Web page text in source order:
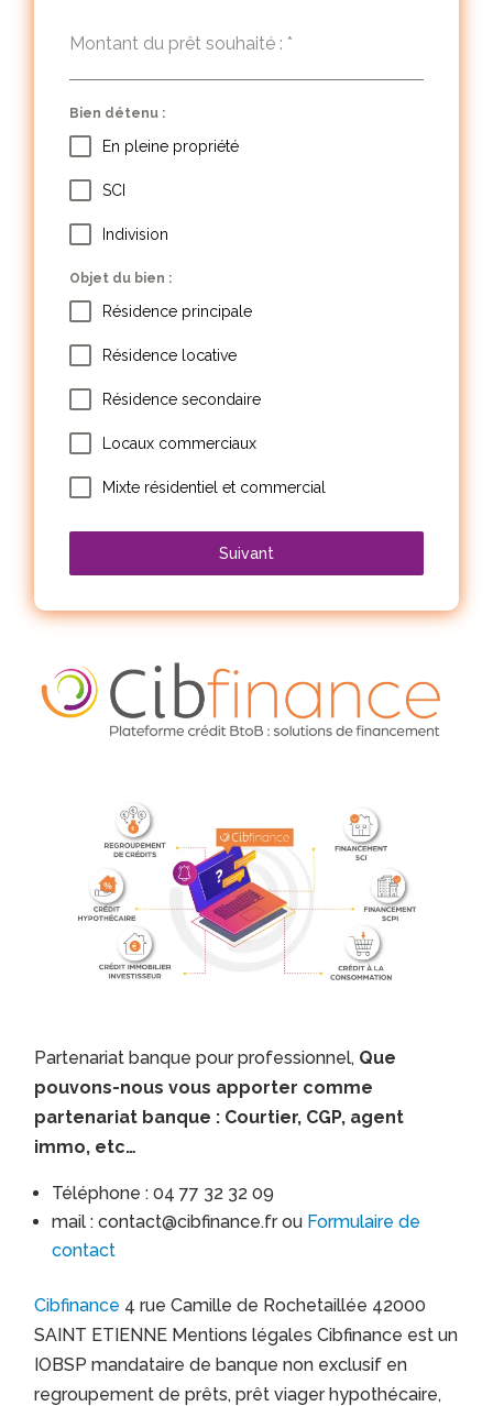
Montant du prêt souhaité : *
Bien détenu :
En pleine propriété
SCI
Indivision
Objet du bien :
Résidence principale
Résidence locative
Résidence secondaire
Locaux commerciaux
Mixte résidentiel et commercial
Suivant
Partenariat banque pour professionnel, Que
pouvons-nous vous apporter comme
partenariat banque : Courtier, CGP, agent
immo, etc…
Téléphone : 04 77 32 32 09
mail : contact@cibfinance.fr ou Formulaire de
contact
Cibfinance 4 rue Camille de Rochetaillée 42000
SAINT ETIENNE Mentions légales Cibfinance est un
IOBSP mandataire de banque non exclusif en
regroupement de prêts, prêt viager hypothécaire,